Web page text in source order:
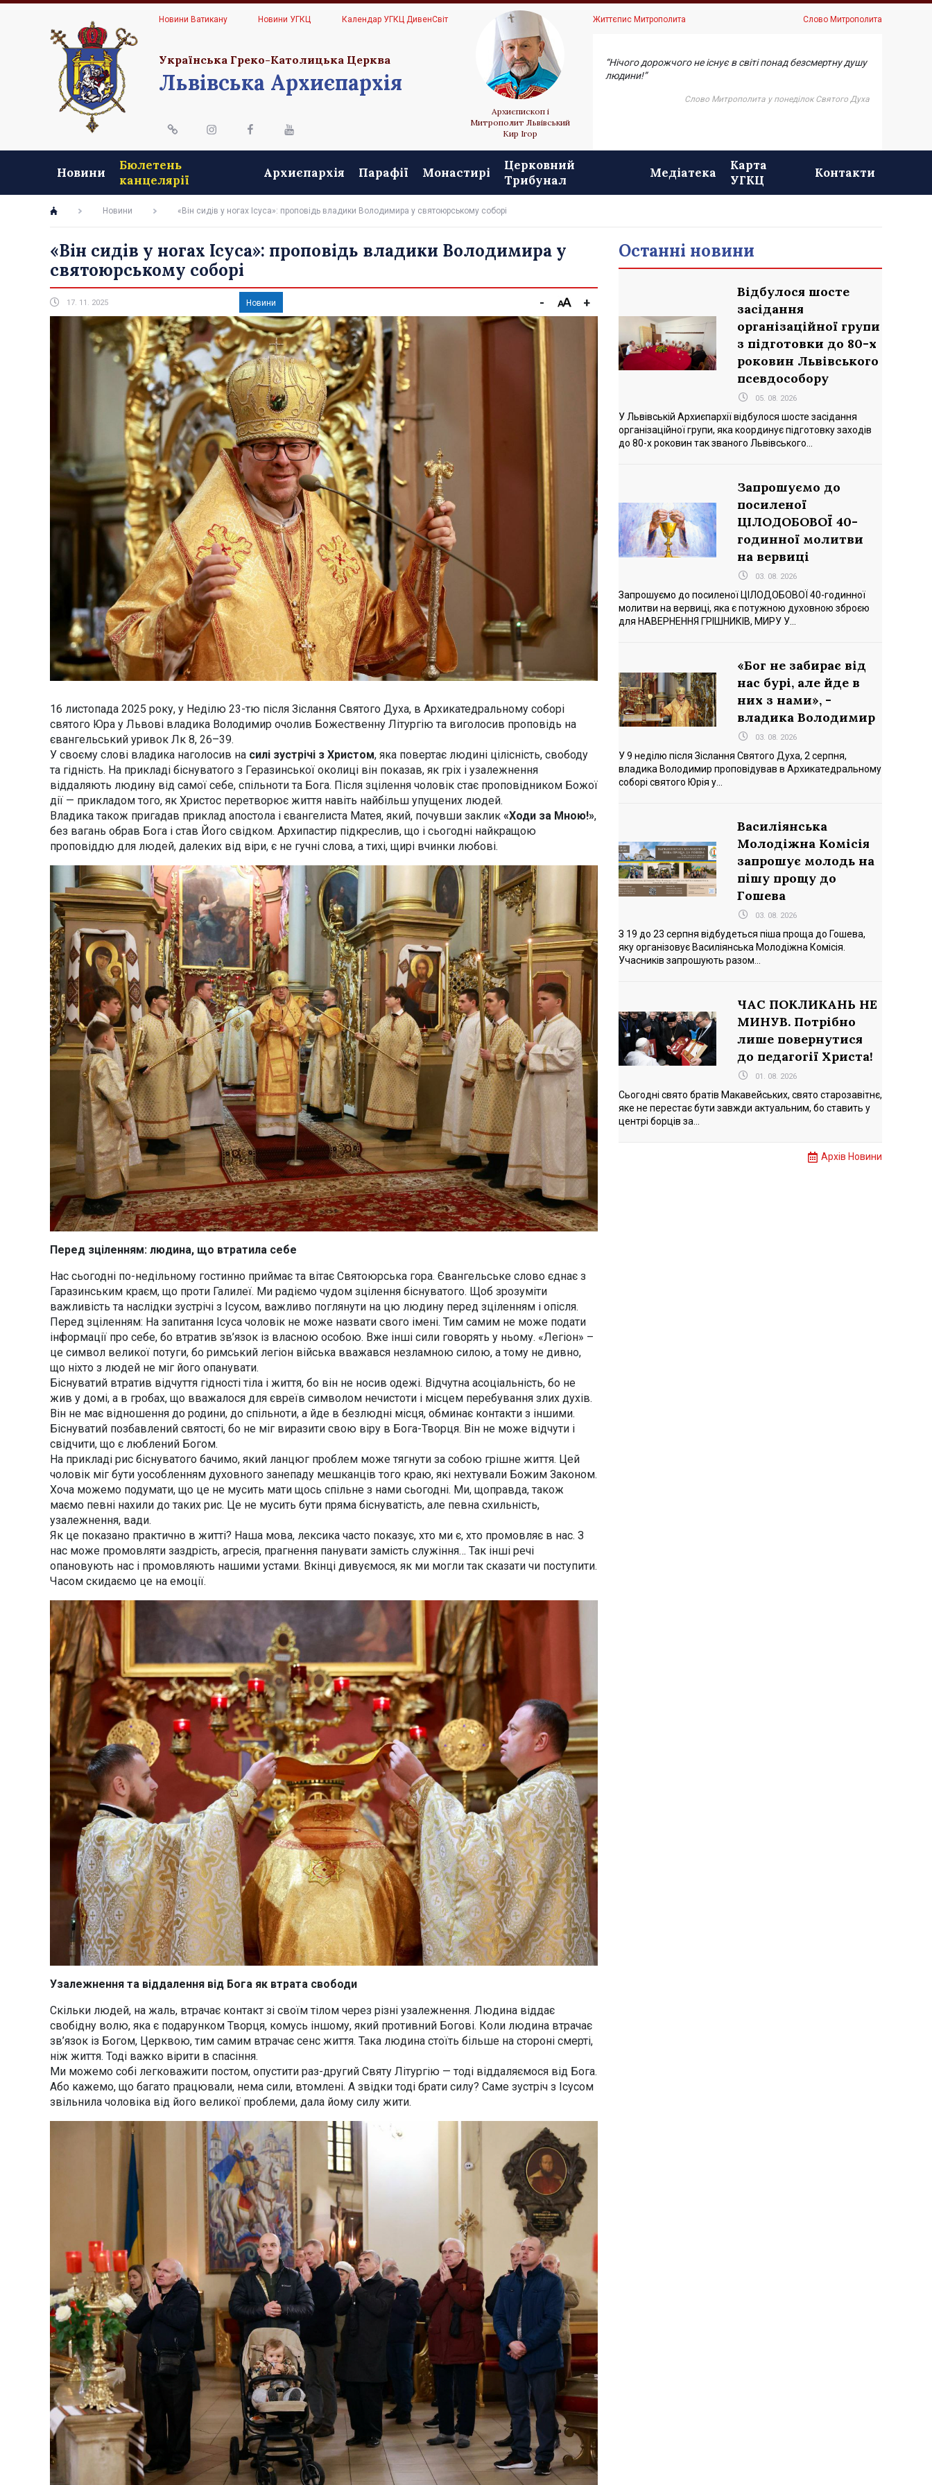
Новини Ватикану Новини УГКЦ Календар УГКЦ ДивенСвіт
Українська Греко-Католицька Церква
Львівська Архиєпархія
Архиєпископ і
Митрополит Львівський
Кир Ігор
Життєпис Митрополита Слово Митрополита
“Нічого дорожчого не існує в світі понад безсмертну душу
людини!”
Слово Митрополита у понеділок Святого Духа
Новини
Бюлетень
канцелярії
Архиєпархія Парафії Монастирі
Церковний
Трибунал
Медіатека
Карта
УГКЦ
Контакти
Новини «Він сидів у ногах Ісуса»: проповідь владики Володимира у святоюрському соборі
«Він сидів у ногах Ісуса»: проповідь владики Володимира у
святоюрському соборі
17. 11. 2025 Новини - +
16 листопада 2025 року, у Неділю 23-тю після Зіслання Святого Духа, в Архикатедральному соборі
святого Юра у Львові владика Володимир очолив Божественну Літургію та виголосив проповідь на
євангельський уривок Лк 8, 26–39.
У своєму слові владика наголосив на силі зустрічі з Христом, яка повертає людині цілісність, свободу
та гідність. На прикладі біснуватого з Геразинської околиці він показав, як гріх і узалежнення
віддаляють людину від самої себе, спільноти та Бога. Після зцілення чоловік стає проповідником Божої
дії — прикладом того, як Христос перетворює життя навіть найбільш упущених людей.
Владика також пригадав приклад апостола і євангелиста Матея, який, почувши заклик «Ходи за Мною!»,
без вагань обрав Бога і став Його свідком. Архипастир підкреслив, що і сьогодні найкращою
проповіддю для людей, далеких від віри, є не гучні слова, а тихі, щирі вчинки любові.
Перед зціленням: людина, що втратила себе
Нас сьогодні по-недільному гостинно приймає та вітає Святоюрська гора. Євангельське слово єднає з
Гаразинським краєм, що проти Галилеї. Ми радіємо чудом зцілення біснуватого. Щоб зрозуміти
важливість та наслідки зустрічі з Ісусом, важливо поглянути на цю людину перед зціленням і опісля.
Перед зціленням: На запитання Ісуса чоловік не може назвати свого імені. Тим самим не може подати
інформації про себе, бо втратив зв’язок із власною особою. Вже інші сили говорять у ньому. «Легіон» –
це символ великої потуги, бо римський легіон війська вважався незламною силою, а тому не дивно,
що ніхто з людей не міг його опанувати.
Біснуватий втратив відчуття гідності тіла і життя, бо він не носив одежі. Відчутна асоціальність, бо не
жив у домі, а в гробах, що вважалося для євреїв символом нечистоти і місцем перебування злих духів.
Він не має відношення до родини, до спільноти, а йде в безлюдні місця, обминає контакти з іншими.
Біснуватий позбавлений святості, бо не міг виразити свою віру в Бога-Творця. Він не може відчути і
свідчити, що є люблений Богом.
На прикладі рис біснуватого бачимо, який ланцюг проблем може тягнути за собою грішне життя. Цей
чоловік міг бути уособленням духовного занепаду мешканців того краю, які нехтували Божим Законом.
Хоча можемо подумати, що це не мусить мати щось спільне з нами сьогодні. Ми, щоправда, також
маємо певні нахили до таких рис. Це не мусить бути пряма біснуватість, але певна схильність,
узалежнення, вади.
Як це показано практично в житті? Наша мова, лексика часто показує, хто ми є, хто промовляє в нас. З
нас може промовляти заздрість, агресія, прагнення панувати замість служіння… Так інші речі
опановують нас і промовляють нашими устами. Вкінці дивуємося, як ми могли так сказати чи поступити.
Часом скидаємо це на емоції.
Узалежнення та віддалення від Бога як втрата свободи
Скільки людей, на жаль, втрачає контакт зі своїм тілом через різні узалежнення. Людина віддає
свобідну волю, яка є подарунком Творця, комусь іншому, який противний Богові. Коли людина втрачає
зв’язок із Богом, Церквою, тим самим втрачає сенс життя. Така людина стоїть більше на стороні смерті,
ніж життя. Тоді важко вірити в спасіння.
Ми можемо собі легковажити постом, опустити раз-другий Святу Літургію — тоді віддаляємося від Бога.
Або кажемо, що багато працювали, нема сили, втомлені. А звідки тоді брати силу? Саме зустріч з Ісусом
звільнила чоловіка від його великої проблеми, дала йому силу жити.
Останні новини
Відбулося шосте
засідання
організаційної групи
з підготовки до 80-х
роковин Львівського
псевдособору
05. 08. 2026
У Львівській Архиєпархії відбулося шосте засідання
організаційної групи, яка координує підготовку заходів
до 80-х роковин так званого Львівського...
Запрошуємо до
посиленої
ЦІЛОДОБОВОЇ 40-
годинної молитви
на вервиці
03. 08. 2026
Запрошуємо до посиленої ЦІЛОДОБОВОЇ 40-годинної
молитви на вервиці, яка є потужною духовною зброєю
для НАВЕРНЕННЯ ГРІШНИКІВ, МИРУ У...
«Бог не забирає від
нас бурі, але йде в
них з нами», -
владика Володимир
03. 08. 2026
У 9 неділю після Зіслання Святого Духа, 2 серпня,
владика Володимир проповідував в Архикатедральному
соборі святого Юрія у...
Василіянська
Молодіжна Комісія
запрошує молодь на
пішу прощу до
Гошева
03. 08. 2026
З 19 до 23 серпня відбудеться піша проща до Гошева,
яку організовує Василіянська Молодіжна Комісія.
Учасників запрошують разом...
ЧАС ПОКЛИКАНЬ НЕ
МИНУВ. Потрібно
лише повернутися
до педагогії Христа!
01. 08. 2026
Сьогодні свято братів Макавейських, свято старозавітнє,
яке не перестає бути завжди актуальним, бо ставить у
центрі борців за...
Архів Новини